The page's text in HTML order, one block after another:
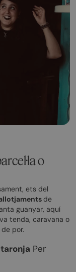
o
ets del
de
guanyar, aquí
tenda, caravana o
por.
Per